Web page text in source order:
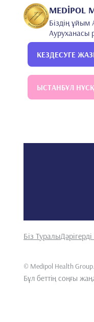
MEDİPOL
Біздің
Ауруханасы
КЕЗДЕСУГЕ
ЫСТАНБҰЛ
Біз Туралы
© Medipol Health
Бұл беттің соңғы